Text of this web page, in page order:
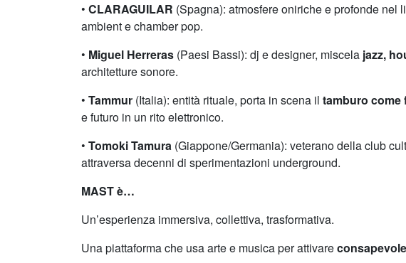
• CLARAGUILAR (Spagna): atmosfere oniriche e profonde nel
ambient e chamber pop.
• Miguel Herreras (Paesi Bassi): dj e designer, miscela jazz,
architetture sonore.
• Tammur (Italia): entità rituale, porta in scena il tamburo come
e futuro in un rito elettronico.
• Tomoki Tamura (Giappone/Germania): veterano della club
attraversa decenni di sperimentazioni underground.
MAST è…
Un’esperienza immersiva, collettiva, trasformativa.
Una piattaforma che usa arte e musica per attivare